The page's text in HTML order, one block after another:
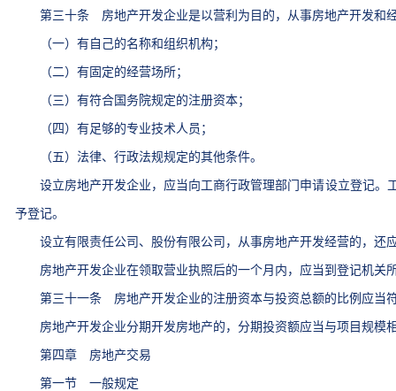
第三十条 房地产开发企业是以营利为目的，从事房地产开发和经
（一）有自己的名称和组织机构；
（二）有固定的经营场所；
（三）有符合国务院规定的注册资本；
（四）有足够的专业技术人员；
（五）法律、行政法规规定的其他条件。
设立房地产开发企业，应当向工商行政管理部门申请设立登记。
予登记。
设立有限责任公司、股份有限公司，从事房地产开发经营的，还
房地产开发企业在领取营业执照后的一个月内，应当到登记机关
第三十一条 房地产开发企业的注册资本与投资总额的比例应当
房地产开发企业分期开发房地产的，分期投资额应当与项目规模
第四章 房地产交易
第一节 一般规定